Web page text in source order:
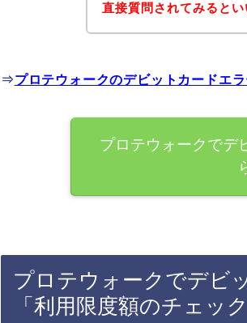
直接質問されてみるとい
⇒プロテウォークのデビットカードエ
プロテウォークでデ
プロテウォークでデビ
「利用限度額のチェック